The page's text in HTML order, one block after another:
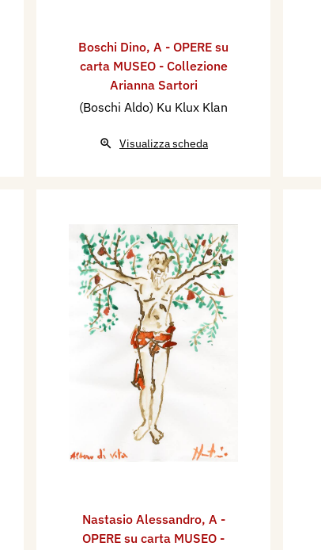
Boschi Dino, A - OPERE su
carta MUSEO - Collezione
Arianna Sartori
(Boschi Aldo) Ku Klux Klan
Visualizza scheda
Nastasio Alessandro, A -
OPERE su carta MUSEO -